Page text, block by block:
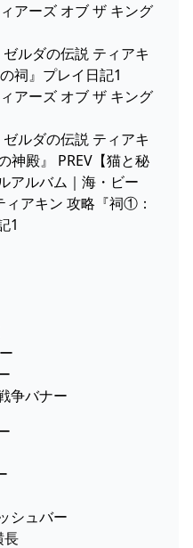
ルダの伝説 ティアキ
祠』プレイ日記1
ルダの伝説 ティアキ
神殿』 PREV【猫と秘
アルバム｜海・ビー
ィアキン 攻略『祠①：
1